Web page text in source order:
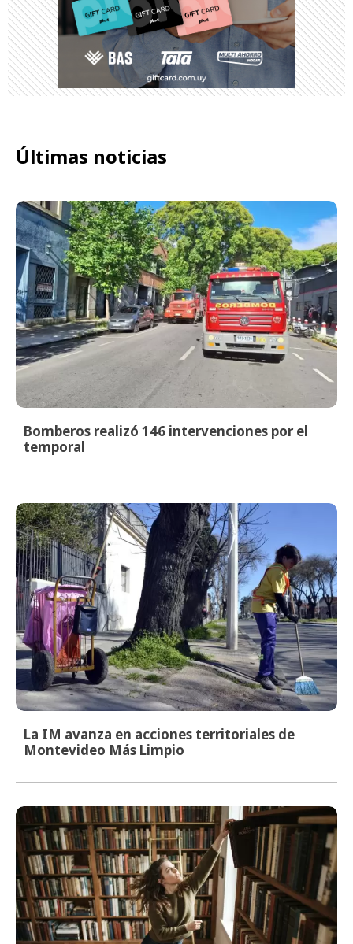
Últimas noticias
Bomberos realizó 146 intervenciones por el
temporal
La IM avanza en acciones territoriales de
Montevideo Más Limpio